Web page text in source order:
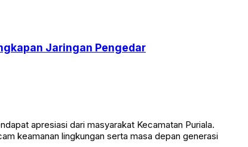
Jaringan Pengedar
apresiasi dari masyarakat Kecamatan Puriala.
keamanan lingkungan serta masa depan generasi